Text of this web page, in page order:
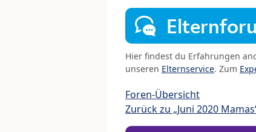
Hier findest du Erfahrungen
unseren Elternservice. Zum
Foren-Übersicht
Zurück zu „Juni 2020